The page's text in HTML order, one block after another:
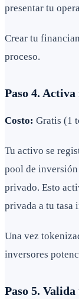
presentar tu
Crear tu
proceso.
Paso 4.
Costo: Gratis (1
Tu activo se
pool de
privado. Esto
privada a tu tasa
Una vez
inversores
Paso 5.